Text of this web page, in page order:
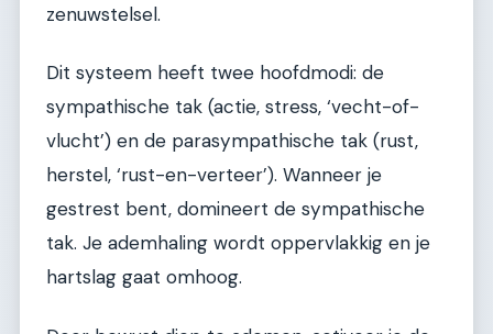
zenuwstelsel.
Dit systeem heeft twee hoofdmodi: de
sympathische tak (actie, stress, ‘vecht-of-
vlucht’) en de parasympathische tak (rust,
herstel, ‘rust-en-verteer’). Wanneer je
gestrest bent, domineert de sympathische
tak. Je ademhaling wordt oppervlakkig en je
hartslag gaat omhoog.